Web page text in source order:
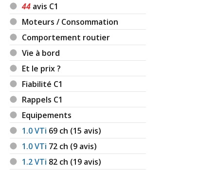
44 avis C1
Moteurs / Consommation
Comportement routier
Vie à bord
Et le prix ?
Fiabilité C1
Rappels C1
Equipements
1.0 VTi 69 ch (15 avis)
1.0 VTi 72 ch (9 avis)
1.2 VTi 82 ch (19 avis)